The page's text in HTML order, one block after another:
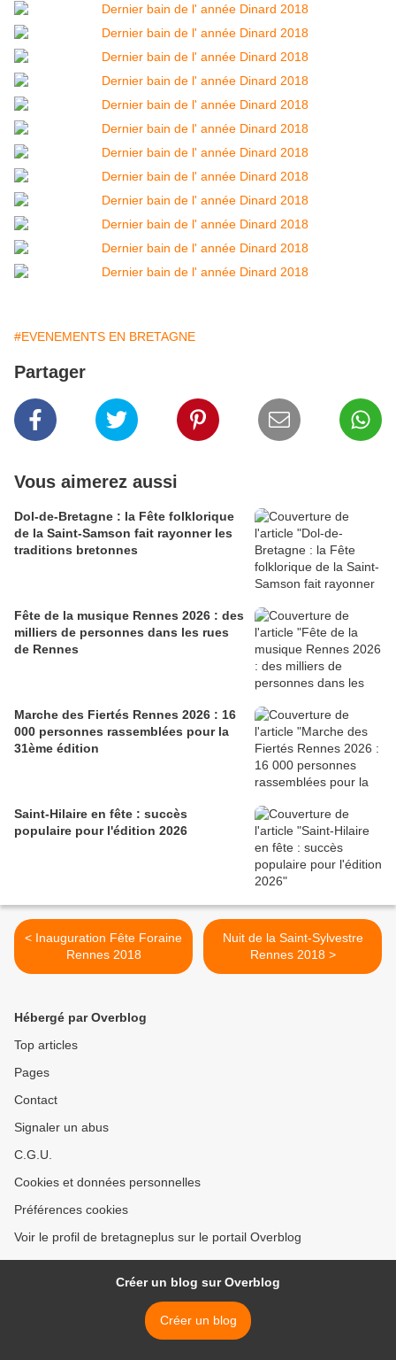
#EVENEMENTS EN BRETAGNE
Partager
Vous aimerez aussi
Dol-de-Bretagne : la Fête folklorique
de la Saint-Samson fait rayonner les
traditions bretonnes
Fête de la musique Rennes 2026 : des
milliers de personnes dans les rues
de Rennes
Marche des Fiertés Rennes 2026 : 16
000 personnes rassemblées pour la
31ème édition
Saint-Hilaire en fête : succès
populaire pour l'édition 2026
< Inauguration Fête Foraine
Rennes 2018
Nuit de la Saint-Sylvestre
Rennes 2018 >
Hébergé par Overblog
Top articles
Pages
Contact
Signaler un abus
C.G.U.
Cookies et données personnelles
Préférences cookies
Voir le profil de bretagneplus sur le portail Overblog
Créer un blog sur Overblog
Créer un blog